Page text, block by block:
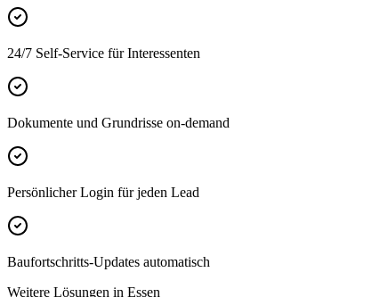
24/7 Self-Service für Interessenten
Dokumente und Grundrisse on-demand
Persönlicher Login für jeden Lead
Baufortschritts-Updates automatisch
Weitere Lösungen in Essen